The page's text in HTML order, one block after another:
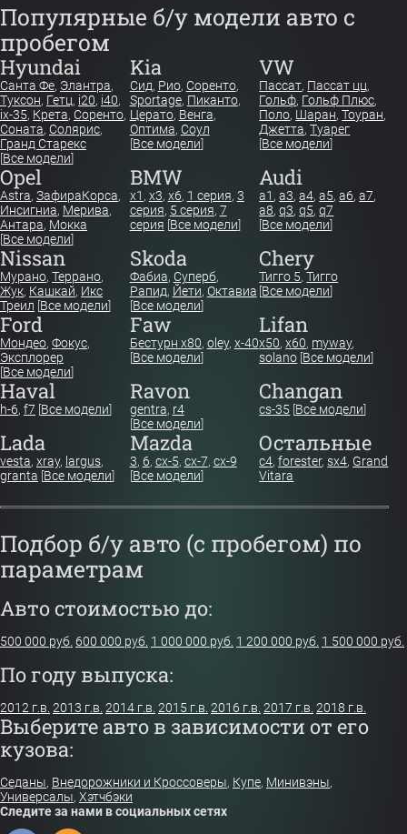
Популярные б/у модели авто с
пробегом
Hyundai
Санта Фе, Элантра,
Туксон, Гетц, i20, i40,
ix-35, Крета, Соренто,
Соната, Солярис,
Гранд Старекс
[Все модели]
Kia
Сид, Рио, Соренто,
Sportage, Пиканто,
Церато, Венга,
Оптима, Соул
[Все модели]
VW
Пассат, Пассат цц,
Гольф, Гольф Плюс,
Поло, Шаран,Тоуран,
Джетта,Туарег
[Все модели]
Opel
Astra, ЗафираКорса,
Инсигниа, Мерива,
Антара, Мокка
[Все модели]
BMW
x1 , x3, x6, 1 серия, 3
серия, 5 серия, 7
серия [Все модели]
Audi
a1 ,a3,a4,a5,a6,a7,
a8,q3,q5,q7
[Все модели]
Nissan
Мурано, Террано,
Жук, Кашкай, Икс
Треил [Все модели]
Skoda
Фабиа, Суперб,
Рапид, Йети, Октавиа
[Все модели]
Chery
Тигго 5,Тигго
[Все модели]
Ford
Мондео, Фокус,
Эксплорер
[Все модели]
Faw
Бестурн х80, oley, x-40
[Все модели]
Lifan
x50,x60, myway,
solano [Все модели]
Haval
h-6, f7 [Все модели]
Ravon
gentra, r4
[Все модели]
Changan
cs-35 [Все модели]
Lada
vesta, xray, largus,
granta [Все модели]
Mazda
3, 6, cx-5, cx-7, cx-9
[Все модели]
Остальные
c4,forester,sx4, Grand
Vitara
Подбор б/у авто (с пробегом) по
параметрам
Авто стоимостью до:
500 000 руб. 600 000 руб. 1 000 000 руб. 1 200 000 руб. 1 500 000 руб.
По году выпуска:
2012 г.в. 2013 г.в. 2014 г.в. 2015 г.в. 2016 г.в. 2017 г.в. 2018 г.в.
Выберите авто в зависимости от его
кузова:
Седаны, Внедорожники и Кроссоверы, Купе, Минивэны,
Универсалы, Хэтчбэки
Следите за нами в социальных сетях